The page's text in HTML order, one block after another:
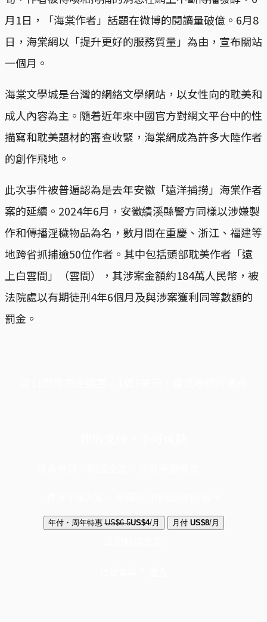
月1日，「海棠作者」話題在微博的閱讀量破億。6月8
日，海棠網以「提升更好的服務質量」為由，宣布關站
一個月。
海棠文學城是台灣的網絡文學網站，以女性向的耽美和
成人內容為主。隨着近年來中國官方對網文平台中的性
描寫和耽美題材的審查收緊，海棠網成為許多大陸作者
的創作飛地。
此次事件被普遍認為是去年安徽「遠洋捕撈」海棠作者
案的延續。2024年6月，安徽績溪縣警方同樣以涉嫌製
作和傳播淫穢物品為名，數月間在重慶、浙江、福建等
地跨省抓捕逾50位作者。其中包括頭部耽美作者「遠
上白雲間」（雲間），其涉案金額約184萬人民幣，被
法院處以有期徒刑4年6個月及與涉案獲利同等數額的
罰金。
年付・周年特惠 US$6.5US$4/月 月付 US$8/月